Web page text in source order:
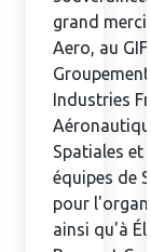
grand merci
Aero, au
Industries
Spatiales et
équipes de
pour
ainsi qu'à